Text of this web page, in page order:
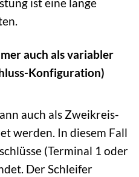
auch als variabler
Konfiguration)
auch als Zweikreis-
werden. In diesem Fall
(Terminal 1 oder
Der Schleifer